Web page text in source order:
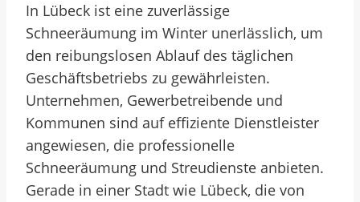
In Lübeck ist eine zuverlässige
Schneeräumung im Winter unerlässlich, um
den reibungslosen Ablauf des täglichen
Geschäftsbetriebs zu gewährleisten.
Unternehmen, Gewerbetreibende und
Kommunen sind auf effiziente Dienstleister
angewiesen, die professionelle
Schneeräumung und Streudienste anbieten.
Gerade in einer Stadt wie Lübeck, die von